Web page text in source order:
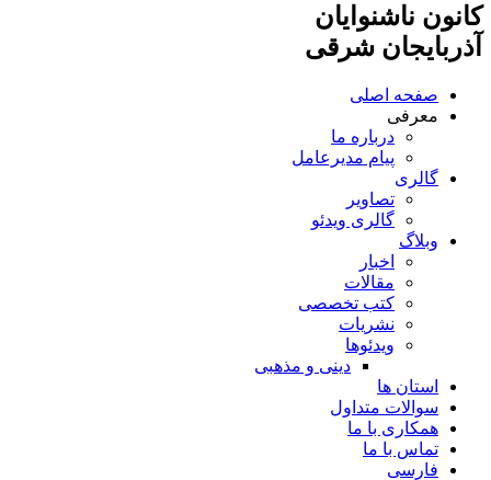
کانون ناشنوایان
آذربایجان شرقی
صفحه اصلی
معرفی
درباره ما
پیام مدیرعامل
گالری
تصاویر
گالری ویدئو
وبلاگ
اخبار
مقالات
کتب تخصصی
نشریات
ویدئوها
دینی و مذهبی
استان ها
سوالات متداول
همکاری با ما
تماس با ما
فارسی